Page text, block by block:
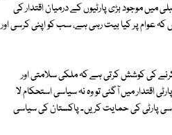
موجود بڑی پارٹیوں کے درمیان اقتدار کی
عوام پر کیا بیت رہی ہے، سب کو اپنی کرسی اور
کی کوشش کرتی ہے کہ ملکی سلامتی اور
اقتدار میں آگئی تو وہ نہ سیاسی استحکام لا
پارٹی کی حمایت کریں۔ پاکستان کی سیاسی